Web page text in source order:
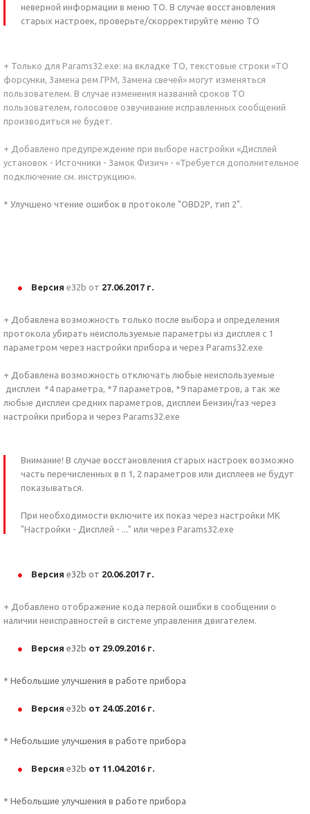
неверной информации в меню ТО. В случае восстановления
старых настроек, проверьте/скорректируйте меню ТО
+ Только для Params32.exe: на вкладке ТО, текстовые строки «ТО
форсунки, Замена рем.ГРМ, Замена свечей» могут изменяться
пользователем. В случае изменения названий сроков ТО
пользователем, голосовое озвучивание исправленных сообщений
производиться не будет.
+ Добавлено предупреждение при выборе настройки «Дисплей
установок - Источники - Замок Физич» - «Требуется дополнительное
подключение см. инструкцию».
* Улучшено чтение ошибок в протоколе "OBD2Р, тип 2".
Версия e32b от 27.06.2017 г.
+ Добавлена возможность только после выбора и определения
протокола убирать неиспользуемые параметры из дисплея с 1
параметром через настройки прибора и через Params32.exe
+ Добавлена возможность отключать любые неиспользуемые
дисплеи *4 параметра, *7 параметров, *9 параметров, а так же
любые дисплеи средних параметров, дисплеи Бензин/газ через
настройки прибора и через Params32.exe
Внимание! В случае восстановления старых настроек возможно
часть перечисленных в п 1, 2 параметров или дисплеев не будут
показываться.
При необходимости включите их показ через настройки МК
"Настройки - Дисплей - ..." или через Params32.exe
Версия e32b от 20.06.2017 г.
+ Добавлено отображение кода первой ошибки в сообщении о
наличии неисправностей в системе управления двигателем.
Версия e32b от 29.09.2016 г.
* Небольшие улучшения в работе прибора
Версия e32b от 24.05.2016 г.
* Небольшие улучшения в работе прибора
Версия e32b от 11.04.2016 г.
* Небольшие улучшения в работе прибора